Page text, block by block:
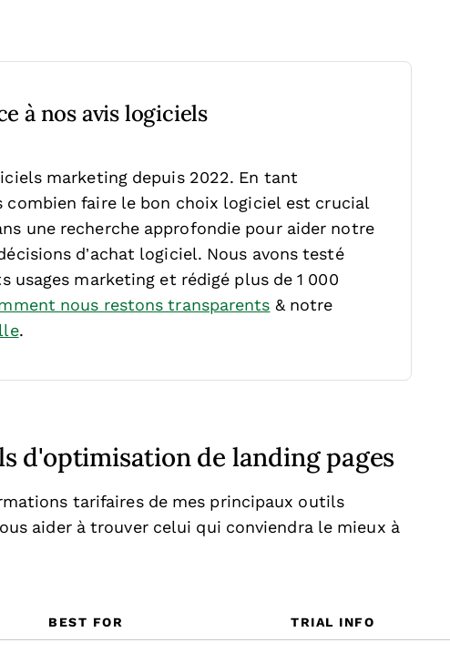
à nos avis logiciels
marketing depuis 2022. En tant
combien faire le bon choix logiciel est crucial
une recherche approfondie pour aider notre
d’achat logiciel. Nous avons testé
marketing et rédigé plus de 1 000
nous restons transparents & notre
.
d'optimisation de landing pages
tarifaires de mes principaux outils
aider à trouver celui qui conviendra le mieux à
BEST FOR TRIAL INFO